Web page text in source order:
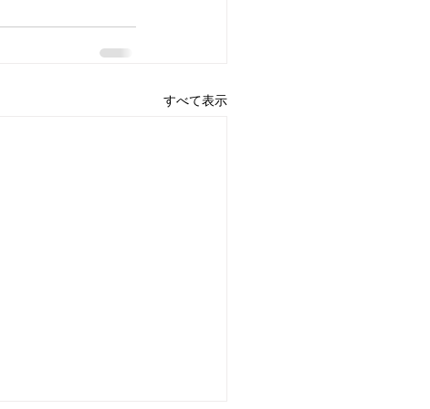
すべて表示